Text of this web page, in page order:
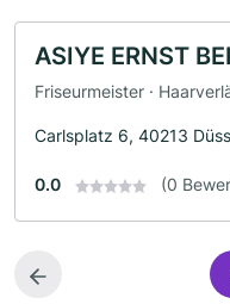
ASIYE ERNST
Friseurmeister ·
Carlsplatz 6, 40213
0.0 (0